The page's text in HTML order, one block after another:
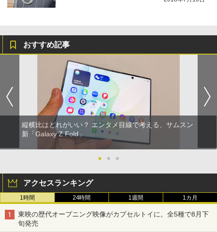
おすすめ記事
縦横比はどれがいい？ エンタメ目線で考える、サムスン
新「Galaxy Z Fold」
● ● ●
アクセスランキング
1時間 24時間 1週間 1カ月
東映の歴代オープニング映像がカプセルトイに。全5種で8月下
旬発売